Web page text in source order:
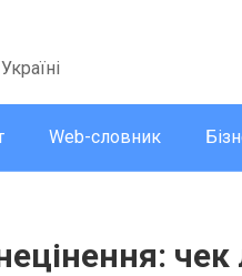
Web-словник
чек